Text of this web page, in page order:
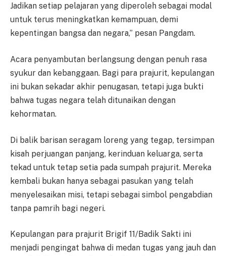
Jadikan setiap pelajaran yang diperoleh sebagai modal
untuk terus meningkatkan kemampuan, demi
kepentingan bangsa dan negara,” pesan Pangdam.
Acara penyambutan berlangsung dengan penuh rasa
syukur dan kebanggaan. Bagi para prajurit, kepulangan
ini bukan sekadar akhir penugasan, tetapi juga bukti
bahwa tugas negara telah ditunaikan dengan
kehormatan.
Di balik barisan seragam loreng yang tegap, tersimpan
kisah perjuangan panjang, kerinduan keluarga, serta
tekad untuk tetap setia pada sumpah prajurit. Mereka
kembali bukan hanya sebagai pasukan yang telah
menyelesaikan misi, tetapi sebagai simbol pengabdian
tanpa pamrih bagi negeri.
Kepulangan para prajurit Brigif 11/Badik Sakti ini
menjadi pengingat bahwa di medan tugas yang jauh dan